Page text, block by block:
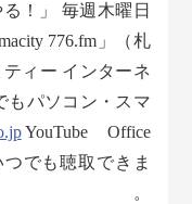
！」 毎週木曜日
776.fm」（札
ィー インターネ
もパソコン・スマ
YouTube Office
でも聴取できま